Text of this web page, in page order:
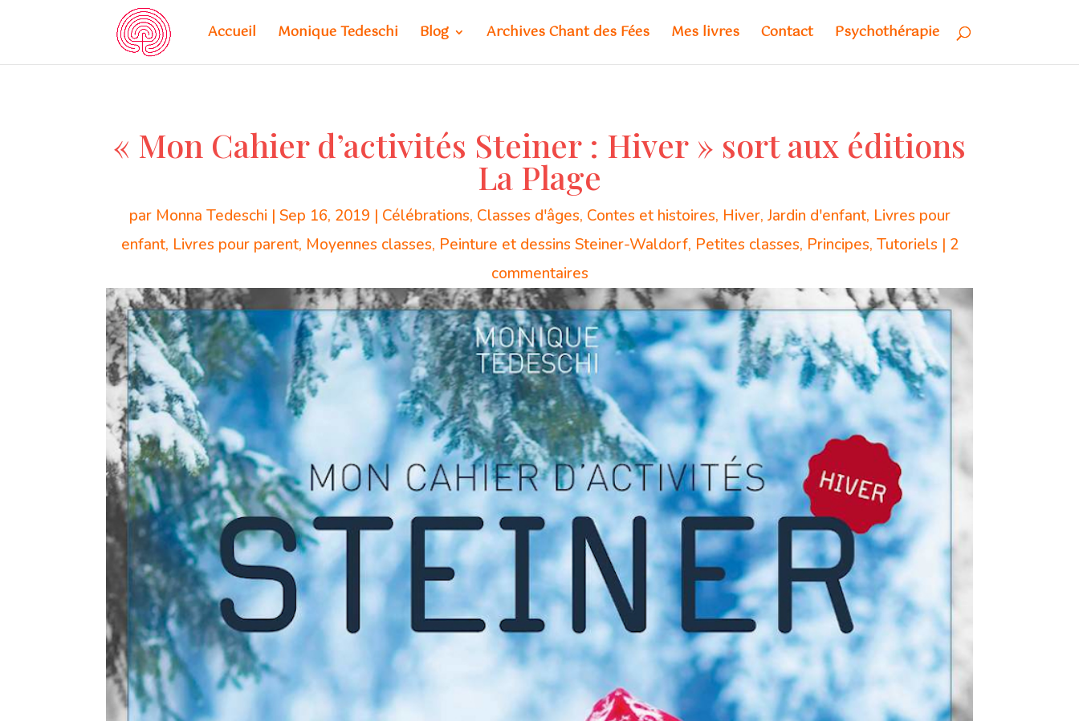
Accueil Monique Tedeschi Blog Archives Chant des Fées Mes livres Contact Psychothérapie
« Mon Cahier d’activités Steiner : Hiver » sort aux éditions
La Plage
par Monna Tedeschi | Sep 16, 2019 | Célébrations, Classes d'âges, Contes et histoires, Hiver, Jardin d'enfant, Livres pour
enfant, Livres pour parent, Moyennes classes, Peinture et dessins Steiner-Waldorf, Petites classes, Principes, Tutoriels | 2
commentaires